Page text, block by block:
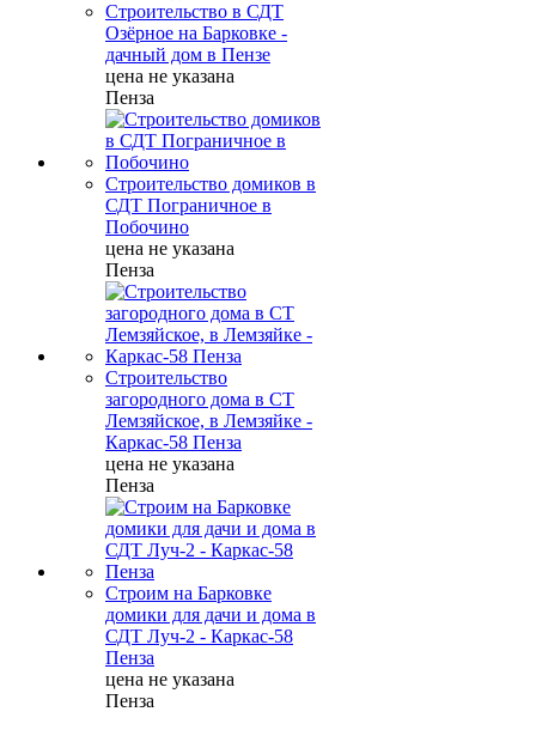
Строительство в СДТ
Озёрное на Барковке -
дачный дом в Пензе
цена не указана
Пенза
Строительство домиков в
СДТ Пограничное в
Побочино
цена не указана
Пенза
Строительство
загородного дома в СТ
Лемзяйское, в Лемзяйке -
Каркас-58 Пенза
цена не указана
Пенза
Строим на Барковке
домики для дачи и дома в
СДТ Луч-2 - Каркас-58
Пенза
цена не указана
Пенза